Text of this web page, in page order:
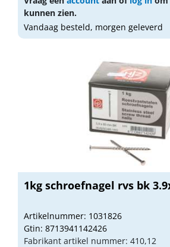
kunnen zien.
Vandaag besteld, morgen geleverd
1kg schroefnagel rvs bk
Artikelnummer: 1031826
Gtin: 8713941142426
Fabrikant artikel nummer: 410,12